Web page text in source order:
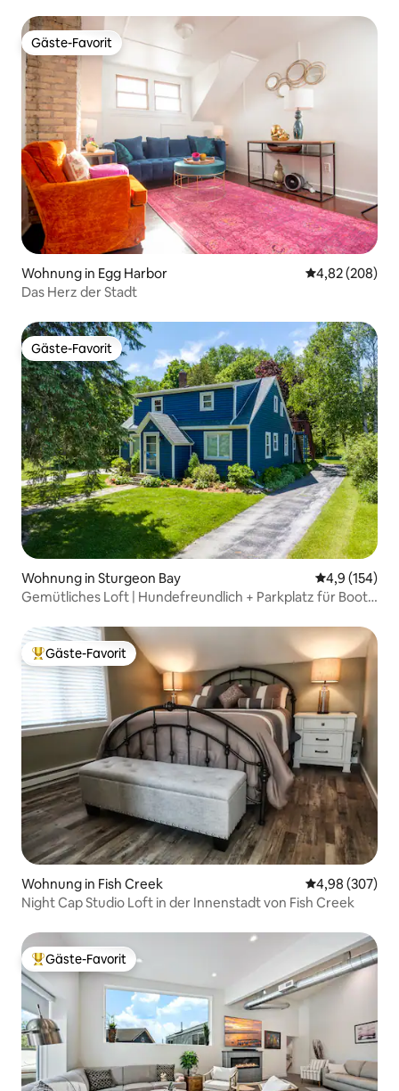
Gäste-Favorit
Gäste-Favorit
Wohnung in Egg Harbor
4,82 (208)
Das Herz der Stadt
Gäste-Favorit
Gäste-Favorit
Wohnung in Sturgeon Bay
4,9 (154)
Gemütliches Loft | Hundefreundlich + Parkplatz für Boote
Beliebter Gäste-Favorit.
Gäste-Favorit
Wohnung in Fish Creek
4,98 (307)
Night Cap Studio Loft in der Innenstadt von Fish Creek
Beliebter Gäste-Favorit.
Gäste-Favorit